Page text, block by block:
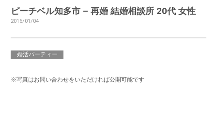
ピーチベル知多市 – 再婚 結婚相談所 20代 女性
2016/01/04
婚活パーティー
※写真はお問い合わせをいただければ公開可能です